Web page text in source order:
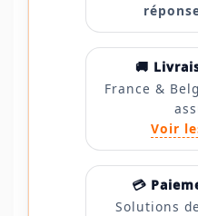
🚚
France &
Voir
💳
Solutions